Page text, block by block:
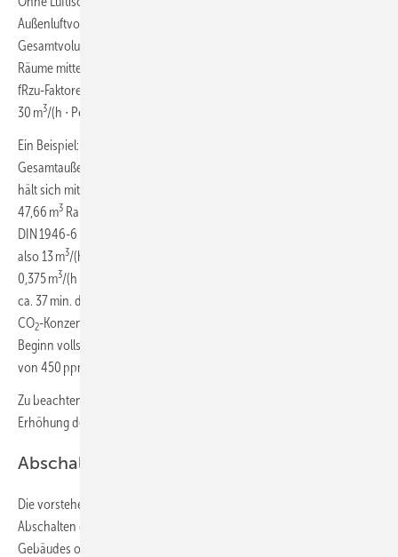
Außenluftvolumenströme zu gering. Das liegt an der Aufteilung des
Gesamtvolumenstroms für die Nutzungseinheit auf die einzelnen
Räume mittels
fRzu-Faktoren. Es ergeben sich dadurch sehr viel geringere Werte, als
30 m3/(h ∙ Pers).
Ein Beispiel: Eine 3-Zimmerwohnung mit 3 Personen wird mit 90 m
Gesamtaußenluftvolumenstrom ausgelegt. Eine Person ist infiziert und
hält sich mit den beiden gesunden Personen im Wohnzimmer mit
47,66 m3 Raumluftvolumen auf. Für das Wohnzimmer ergibt sich nach
DIN 1946-6 aber nur ein Volumenstrom von 39 m
also 13 m3/(h ∙ Pers). Mit einem Atemluftvolumenstrom von
0,375 m3/(h ∙ Pers) bei Aktivitätsgrad I ergibt sich nach [5], dass nach
ca. 37 min. der Raum verlassen werden sollte. In dieser Zeit ist die
CO2-Konzentration auf ca. 900 ppm angestiegen, wenn der Raum zu
Beginn vollständig durchlüftet wurde und eine Anfangskonzentration
von 450 ppm aufwies.
Zu beachten ist, dass Maßnahmen, wie bessere Filter oder eine
Erhöhung des Volumenstroms, im Bestand nicht immer möglich sind.
Abschalten der Lüftungsanlage
Die vorstehenden Ausführungen machen deutlich, dass ein
Abschalten der Lüftungsanlage je nach System und Nutzungsart des
Gebäudes oder der Wohnung geboten sein kann. Der